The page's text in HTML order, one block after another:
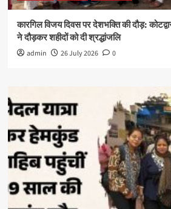
कारगिल विजय दिवस पर देशभक्ति की दौड़:
ने दौड़कर शहीदों को दी श्रद्धांजलि
admin 26 July 2026 0